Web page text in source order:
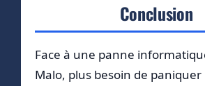
Conclusion
Face à une panne
Malo, plus besoin de paniquer